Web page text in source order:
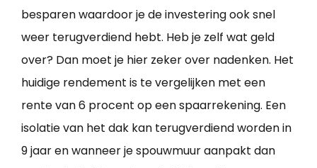
besparen waardoor je de investering ook snel
weer terugverdiend hebt. Heb je zelf wat geld
over? Dan moet je hier zeker over nadenken. Het
huidige rendement is te vergelijken met een
rente van 6 procent op een spaarrekening. Een
isolatie van het dak kan terugverdiend worden in
9 jaar en wanneer je spouwmuur aanpakt dan